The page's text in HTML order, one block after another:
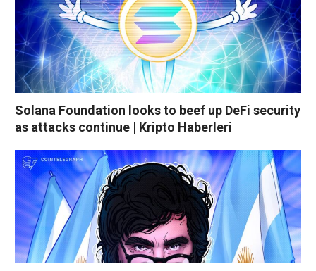
Solana Foundation looks to beef up DeFi security
as attacks continue | Kripto Haberleri